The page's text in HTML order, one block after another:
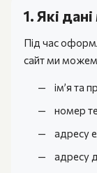
1. Які
Під час
сайт ми
ім’я та
номер
адресу
адресу